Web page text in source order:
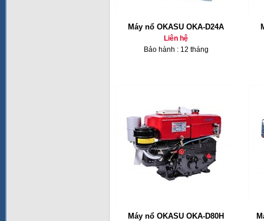
Máy nổ OKASU OKA-D24A
Liên hệ
Bảo hành : 12 tháng
Máy nổ OKASU OKA-D80H